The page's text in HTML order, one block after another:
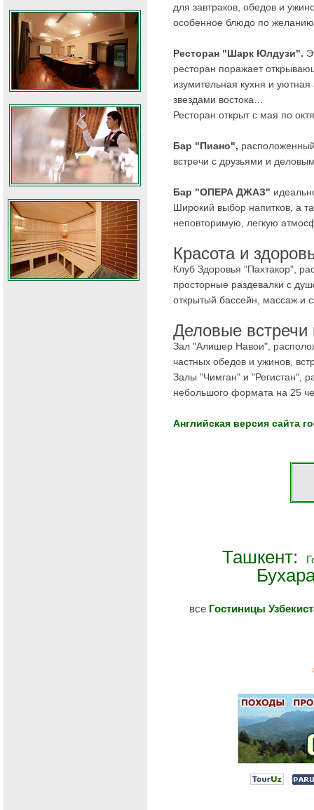
для завтраков, обедов и
особенное блюдо по желанию
Ресторан "Шарк Юлдузи".
ресторан поражает
изумительная кухня и
звездами востока…
Ресторан открыт с мая по
Бар "Пиано",
встречи с друзьями и
Бар "ОПЕРА ДЖАЗ"
Широкий выбор напитков, а
неповторимую, легкую
Красота и
Клуб Здоровья "Пахтакор",
просторные раздевалки с
открытый бассейн, массаж и
Деловые
Зал "Алишер Навои",
частных обедов и ужинов,
Залы "Чимган" и "Регистан",
небольшого формата на 25
Английская версия сайта
Ташкент:
все Гостиницы